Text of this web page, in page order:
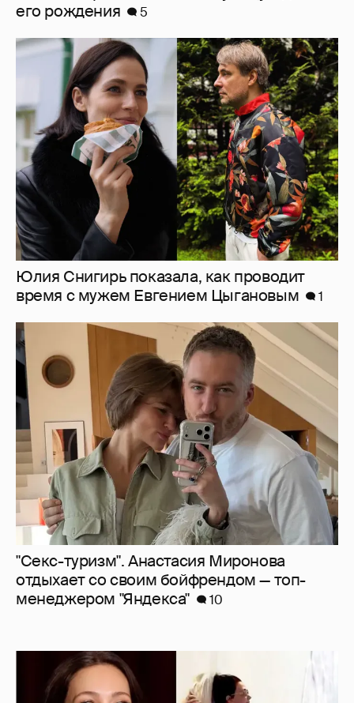
его рождения
5
Юлия Снигирь показала, как проводит
время с мужем Евгением Цыгановым
1
"Секс-туризм". Анастасия Миронова
отдыхает со своим бойфрендом — топ-
менеджером "Яндекса"
10